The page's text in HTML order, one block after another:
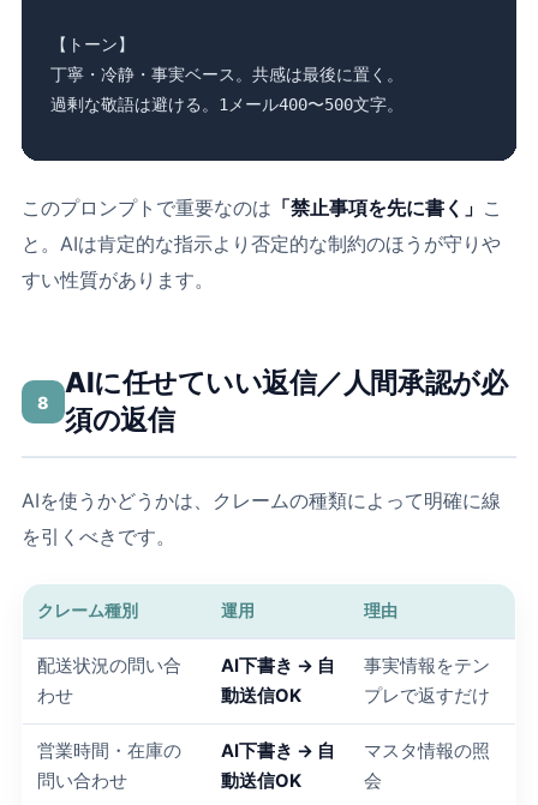
【トーン】
丁寧・冷静・事実ベース。共感は最後に置く。
過剰な敬語は避ける。1メール400〜500文字。
このプロンプトで重要なのは 「禁止事項を先に書く」 こ
と。AIは肯定的な指示より否定的な制約のほうが守りや
すい性質があります。
8
AIに任せていい返信／人間承認が必
須の返信
AIを使うかどうかは、クレームの種類によって明確に線
を引くべきです。
クレーム種別 運用 理由
配送状況の問い合
わせ
AI下書き → 自
動送信OK
事実情報をテン
プレで返すだけ
営業時間・在庫の
問い合わせ
AI下書き → 自
動送信OK
マスタ情報の照
会